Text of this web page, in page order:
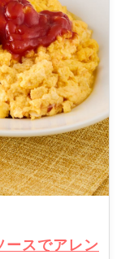
ースでアレン